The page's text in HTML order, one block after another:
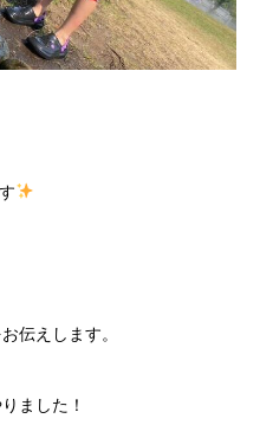
伝えします。
ました！